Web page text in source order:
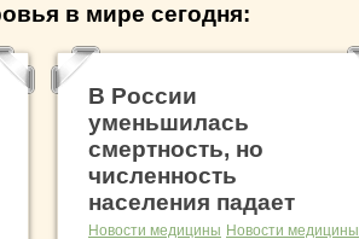
в мире сегодня:
В России
уменьшилась
смертность, но
численность
населения падает
Новости медицины Новости медицины